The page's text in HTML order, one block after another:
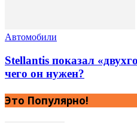
Автомобили
Stellantis показал
чего он нужен?
Это Популярно!